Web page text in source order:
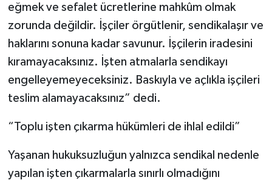
eğmek ve sefalet ücretlerine mahkûm olmak
zorunda değildir. İşçiler örgütlenir, sendikalaşır ve
haklarını sonuna kadar savunur. İşçilerin iradesini
kıramayacaksınız. İşten atmalarla sendikayı
engelleyemeyeceksiniz. Baskıyla ve açlıkla işçileri
teslim alamayacaksınız” dedi.
“Toplu işten çıkarma hükümleri de ihlal edildi”
Yaşanan hukuksuzluğun yalnızca sendikal nedenle
yapılan işten çıkarmalarla sınırlı olmadığını